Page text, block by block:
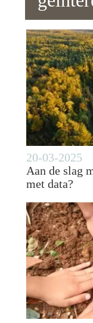
20-03-2025
Aan de slag
met data?